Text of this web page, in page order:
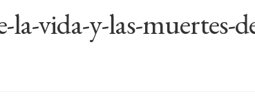
la-vida-y-las-muertes-